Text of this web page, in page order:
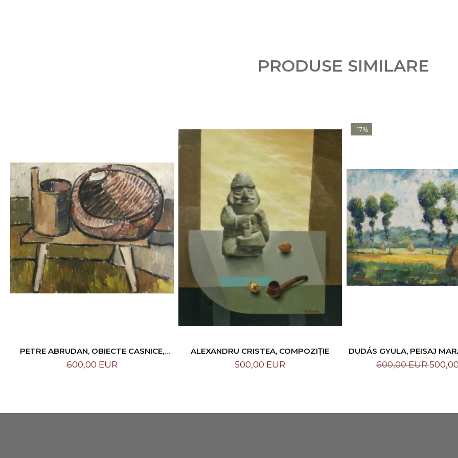
PRODUSE SIMILARE
PETRE ABRUDAN, OBIECTE CASNICE,
1967
600,00 EUR
ALEXANDRU CRISTEA, COMPOZIȚIE
500,00 EUR
-17%
DUDÁS GYULA, PEISAJ
1987
600,00 EUR